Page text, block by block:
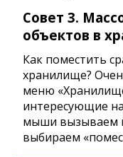
Совет 3.
объектов в
Как поместить
хранилище?
меню
интересующие
мыши вызываем
выбираем